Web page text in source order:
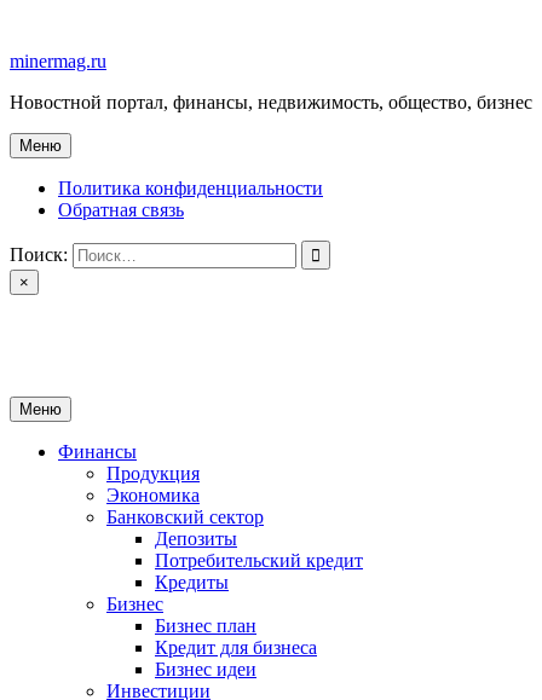
содержимому
minermag.ru
Новостной портал, финансы, недвижимость, общество, бизнес
Меню
Политика конфиденциальности
Обратная связь
Поиск:
×
Меню
Финансы
Продукция
Экономика
Банковский сектор
Депозиты
Потребительский кредит
Кредиты
Бизнес
Бизнес план
Кредит для бизнеса
Бизнес идеи
Инвестиции